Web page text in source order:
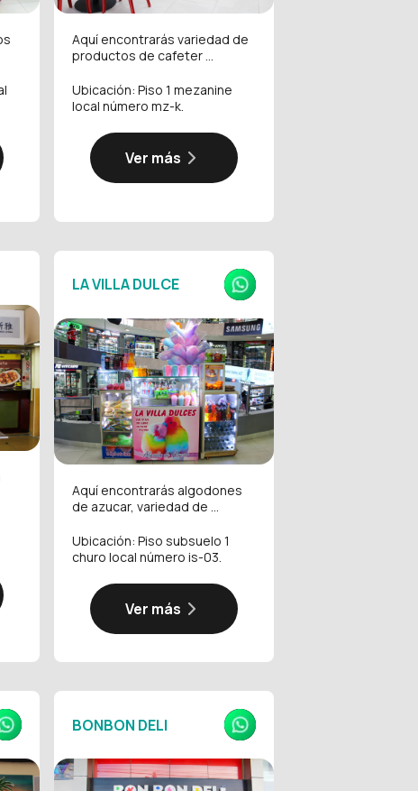
Aquí encontrarás variedad de
productos de cafeter ...
Ubicación: Piso 1 mezanine
local número mz-k.
Ver más
LA VILLA DULCE
Aquí encontrarás algodones
de azucar, variedad de ...
Ubicación: Piso subsuelo 1
churo local número is-03.
Ver más
BONBON DELI